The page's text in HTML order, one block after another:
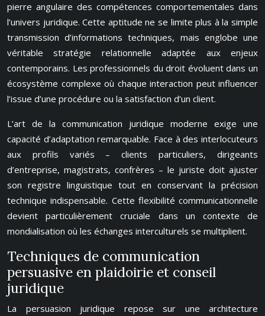
pierre angulaire des compétences comportementales dans
l’univers juridique. Cette aptitude ne se limite plus à la simple
transmission d’informations techniques, mais englobe une
véritable stratégie relationnelle adaptée aux enjeux
contemporains. Les professionnels du droit évoluent dans un
écosystème complexe où chaque interaction peut influencer
l’issue d’une procédure ou la satisfaction d’un client.
L’art de la communication juridique moderne exige une
capacité d’adaptation remarquable. Face à des interlocuteurs
aux profils variés – clients particuliers, dirigeants
d’entreprise, magistrats, confrères – le juriste doit ajuster
son registre linguistique tout en conservant la précision
technique indispensable. Cette flexibilité communicationnelle
devient particulièrement cruciale dans un contexte de
mondialisation où les échanges interculturels se multiplient.
Techniques de communication
persuasive en plaidoirie et conseil
juridique
La persuasion juridique repose sur une architecture